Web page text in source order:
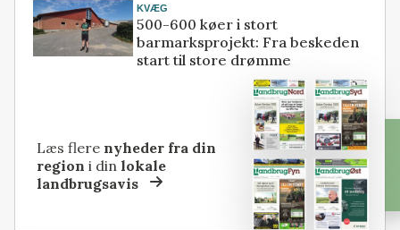
KVÆG
500-600 køer i stort
barmarksprojekt: Fra beskeden
start til store drømme
Læs flere nyheder fra din
region i dinlokale
landbrugsavis